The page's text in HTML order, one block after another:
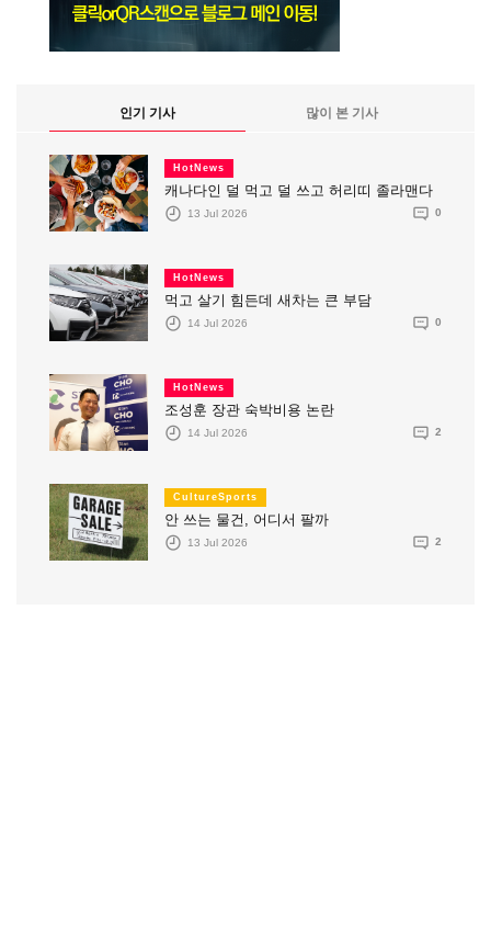
인기 기사 많이 본 기사
HotNews
캐나다인 덜 먹고 덜 쓰고 허리띠 졸라맨다
13 Jul 2026 0
HotNews
먹고 살기 힘든데 새차는 큰 부담
14 Jul 2026 0
HotNews
조성훈 장관 숙박비용 논란
14 Jul 2026 2
CultureSports
안 쓰는 물건, 어디서 팔까
13 Jul 2026 2